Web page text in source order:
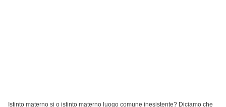
Istinto materno si o istinto materno luogo comune inesistente? Diciamo che